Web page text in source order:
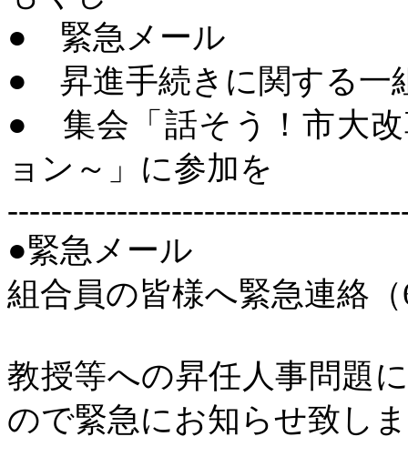
● 緊急メール
● 昇進手続きに関する一
● 集会「話そう！市大改
ョン～」に参加を
●緊急メール
組合員の皆様へ緊急連絡（
教授等への昇任人事問題
ので緊急にお知らせ致し